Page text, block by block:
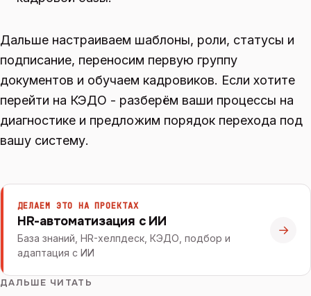
Дальше настраиваем шаблоны, роли, статусы и
подписание, переносим первую группу
документов и обучаем кадровиков. Если хотите
перейти на КЭДО - разберём ваши процессы на
диагностике и предложим порядок перехода под
вашу систему.
ДЕЛАЕМ ЭТО НА ПРОЕКТАХ
HR-автоматизация с ИИ
База знаний, HR-хелпдеск, КЭДО, подбор и
адаптация с ИИ
→
ДАЛЬШЕ ЧИТАТЬ